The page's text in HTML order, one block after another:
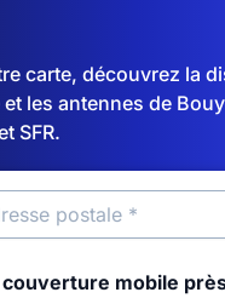
carte, découvrez la
les antennes de
SFR.
couverture mobile